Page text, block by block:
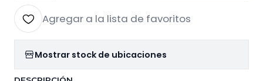
Agregar a la lista de favoritos
Mostrar stock de ubicaciones